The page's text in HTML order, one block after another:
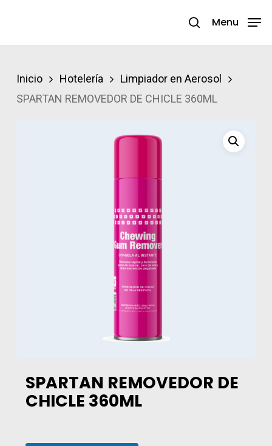
search
Menu
Inicio Hotelería
Limpiador en Aerosol
SPARTAN REMOVEDOR DE CHICLE 360ML
SPARTAN REMOVEDOR DE
CHICLE 360ML